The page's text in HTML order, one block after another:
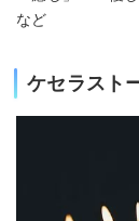
など
ケセラスト